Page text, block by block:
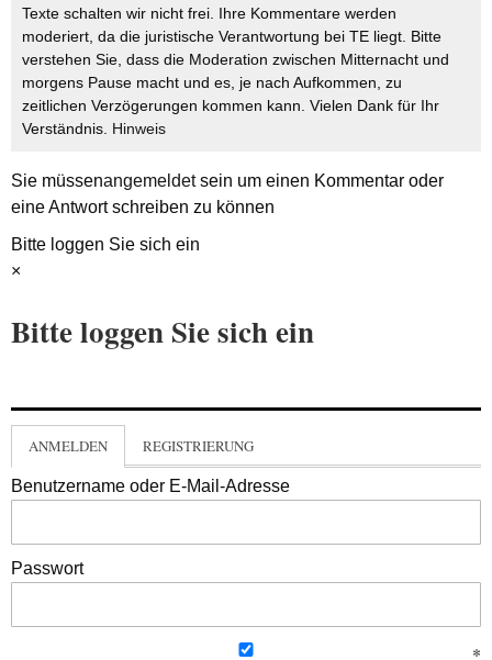
Texte schalten wir nicht frei. Ihre Kommentare werden
moderiert, da die juristische Verantwortung bei TE liegt. Bitte
verstehen Sie, dass die Moderation zwischen Mitternacht und
morgens Pause macht und es, je nach Aufkommen, zu
zeitlichen Verzögerungen kommen kann. Vielen Dank für Ihr
Verständnis. Hinweis
Sie müssenangemeldetsein um einen Kommentar oder
eine Antwort schreiben zu können
Bitte loggen Sie sich ein
×
Bitte loggen Sie sich ein
ANMELDEN REGISTRIERUNG
Benutzername oder E-Mail-Adresse
Passwort